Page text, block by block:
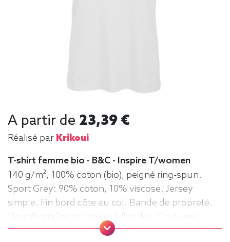
A partir de 23,39 €
Réalisé par Krikoui
T-shirt femme bio - B&C - Inspire T/women
140 g/m², 100% coton (bio), peigné ring-spun.
Sport Grey: 90% coton, 10% viscose. Jersey
simple. Fin bord côte au col. Bande de propreté.
Double piqûre au cou et à l'ourlet. Coutures
latérales. Surface très lisse. Tee-shirt,